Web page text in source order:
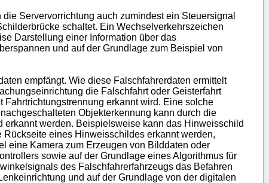
Servervorrichtung auch zumindest ein Steuersignal
schaltet. Ein Wechselverkehrszeichen
Darstellung einer Information über das
und auf der Grundlage zum Beispiel von
empfängt. Wie diese Falschfahrerdaten ermittelt
die Falschfahrt oder Geisterfahrt
erkannt wird. Eine solche
Objekterkennung kann durch die
werden. Beispielsweise kann das Hinweisschild
eines Hinweisschildes erkannt werden,
eine Kamera zum Erzeugen von Bilddaten oder
sowie auf der Grundlage eines Algorithmus für
des Falschfahrerfahrzeugs das Befahren
und auf der Grundlage von der digitalen